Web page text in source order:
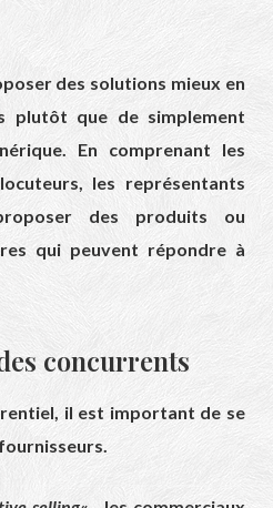
des solutions mieux en
plutôt que de simplement
En comprenant les
les représentants
des produits ou
qui peuvent répondre à
concurrents
il est important de se